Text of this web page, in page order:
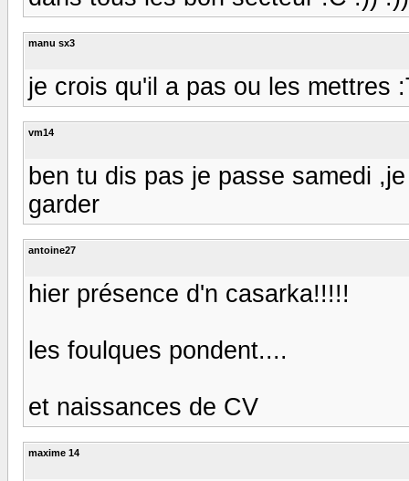
manu sx3
je crois qu'il a pas ou les mettres
vm14
ben tu dis pas je passe samedi
garder
antoine27
hier présence d'n casarka!!!!!
les foulques pondent....
et naissances de CV
maxime 14